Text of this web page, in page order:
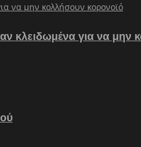
κλειδωμένα για να μην